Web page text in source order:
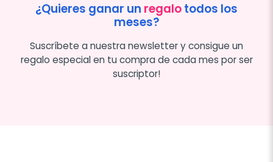
¿Quieres ganar un regalotodos los
meses?
Suscríbete a nuestra newsletter y consigue un
regalo especial en tu compra de cada mes por ser
suscriptor!